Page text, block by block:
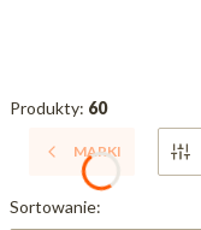
Produkty: 60
MARKI
Lista produktów
Sortowanie: